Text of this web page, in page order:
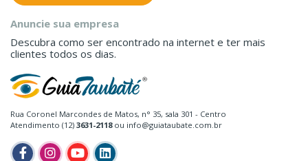
Rua Coronel Marcondes de Matos, n° 35, sala 301 - Centro
Atendimento (12) 3631-2118ou info@guiataubate.com.br
Anuncie sua empresa
Descubra como ser encontrado na internet e ter mais
clientes todos os dias.